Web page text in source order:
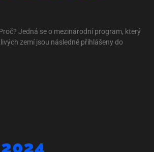
Jedná se o mezinárodní program, který
zemí jsou následně přihlášeny do